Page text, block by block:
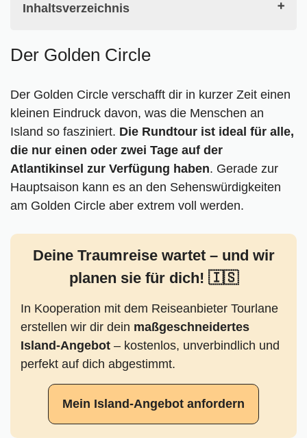
Inhaltsverzeichnis
Der Golden Circle im Winter?
Stopover und Mietwagen
Beginn deiner Reise am Flughafen Keflavík
Stopp 1: Nationalpark Þingvellir
Stopp 2: Brúarfoss
Stopp 3: Geothermalgebiet Haukadalur mit Geysir
Strokkur
Stopp 4: Gullfoss
🗺️ Karte mit allen Sehenswürdigkeiten auf dem
Golden Circle
Der Golden Circle
Der Golden Circle verschafft dir in kurzer Zeit einen
kleinen Eindruck davon, was die Menschen an
Island so fasziniert. Die Rundtour ist ideal für alle,
die nur einen oder zwei Tage auf der
Atlantikinsel zur Verfügung haben. Gerade zur
Hauptsaison kann es an den Sehenswürdigkeiten
am Golden Circle aber extrem voll werden.
Deine Traumreise wartet – und wir
planen sie für dich! 🇮🇸
In Kooperation mit dem Reiseanbieter Tourlane
erstellen wir dir dein maßgeschneidertes
Island-Angebot – kostenlos, unverbindlich und
perfekt auf dich abgestimmt.
Mein Island-Angebot anfordern